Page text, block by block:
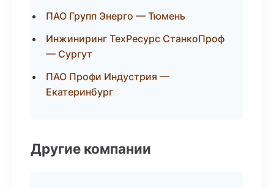
ПАО Групп Энерго — Тюмень
Инжиниринг ТехРесурс СтанкоПроф
— Сургут
ПАО Профи Индустрия —
Екатеринбург
Другие компании